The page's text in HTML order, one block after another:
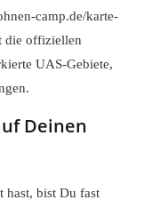
camp.de/karte-
offiziellen
UAS‑Gebiete,
Deinen
hast, bist Du fast